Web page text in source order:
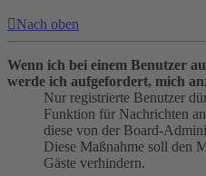
Nach oben
Wenn ich bei einem Benutzer
werde ich aufgefordert, mich
Nur registrierte Benutzer
Funktion für Nachrichten
diese von der Board-
Diese Maßnahme soll den
Gäste verhindern.